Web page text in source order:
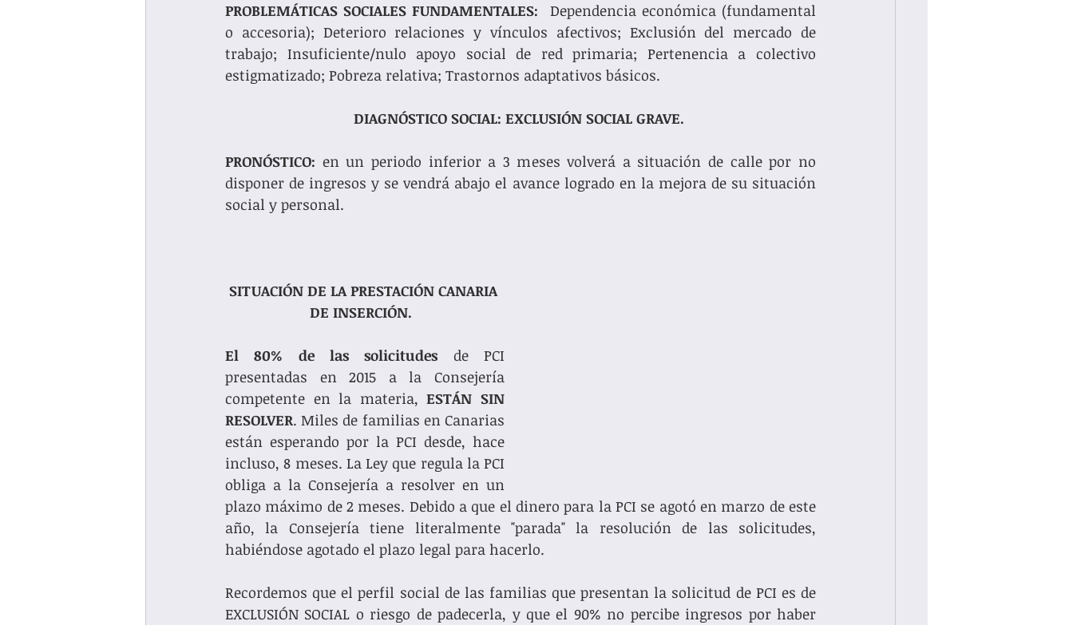
PROBLEMÁTICAS SOCIALES FUNDAMENTALES:
  Dependencia económica (fundamental
o accesoria); Deterioro relaciones y vínculos afectivos; Exclusión del mercado de
trabajo; Insuficiente/nulo apoyo social de red primaria; Pertenencia a colectivo
estigmatizado; Pobreza relativa; Trastornos adaptativos básicos.
DIAGNÓSTICO SOCIAL: EXCLUSIÓN SOCIAL GRAVE.
PRONÓSTICO: en un periodo inferior a 3 meses volverá a situación de calle por no
disponer de ingresos y se vendrá abajo el avance logrado en la mejora de su situación
social y personal.
SITUACIÓN DE LA PRESTACIÓN CANARIA
DE INSERCIÓN.
El 80% de las solicitudes de PCI
presentadas en 2015 a la Consejería
competente en la materia, ESTÁN SIN
RESOLVER. Miles de familias en Canarias
están esperando por la PCI desde, hace
incluso, 8 meses. La Ley que regula la PCI
obliga a la Consejería a resolver en un
plazo máximo de 2 meses. Debido a que el dinero para la PCI se agotó en marzo de este
año, la Consejería tiene literalmente "parada" la resolución de las solicitudes,
habiéndose agotado el plazo legal para hacerlo.
Recordemos que el perfil social de las familias que presentan la solicitud de PCI es de
EXCLUSIÓN SOCIAL o riesgo de padecerla, y que el 90% no percibe ingresos por haber